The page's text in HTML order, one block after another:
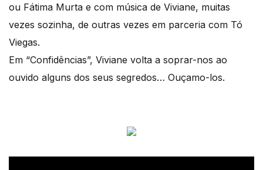
ou Fátima Murta e com música de Viviane, muitas
vezes sozinha, de outras vezes em parceria com Tó
Viegas.
Em “Confidências”, Viviane volta a soprar-nos ao
ouvido alguns dos seus segredos… Ouçamo-los.